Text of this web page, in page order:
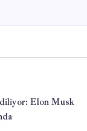
Elon Musk